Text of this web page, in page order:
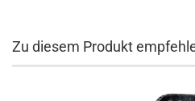
Zu diesem Produkt